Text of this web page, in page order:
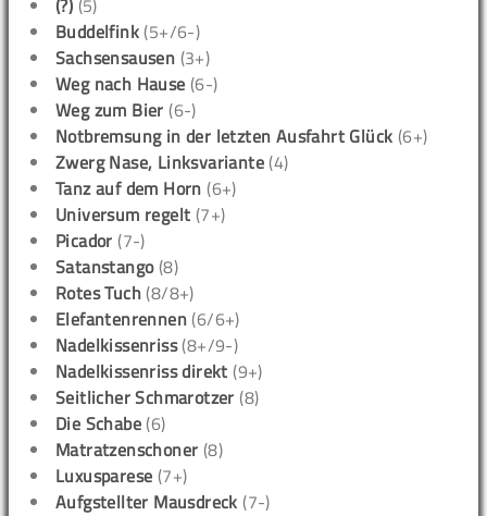
(?) (5)
Buddelfink (5+/6-)
Sachsensausen (3+)
Weg nach Hause (6-)
Weg zum Bier (6-)
Notbremsung in der letzten Ausfahrt Glück (6+)
Zwerg Nase, Linksvariante (4)
Tanz auf dem Horn (6+)
Universum regelt (7+)
Picador (7-)
Satanstango(8)
Rotes Tuch (8/8+)
Elefantenrennen (6/6+)
Nadelkissenriss(8+/9-)
Nadelkissenriss direkt (9+)
Seitlicher Schmarotzer (8)
Die Schabe (6)
Matratzenschoner (8)
Luxusparese (7+)
Aufgstellter Mausdreck (7-)